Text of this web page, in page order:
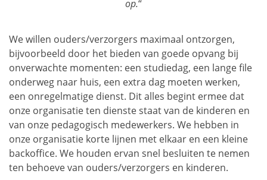
op.“
We willen ouders/verzorgers maximaal ontzorgen,
bijvoorbeeld door het bieden van goede opvang bij
onverwachte momenten: een studiedag, een lange file
onderweg naar huis, een extra dag moeten werken,
een onregelmatige dienst. Dit alles begint ermee dat
onze organisatie ten dienste staat van de kinderen en
van onze pedagogisch medewerkers. We hebben in
onze organisatie korte lijnen met elkaar en een kleine
backoffice. We houden ervan snel besluiten te nemen
ten behoeve van ouders/verzorgers en kinderen.